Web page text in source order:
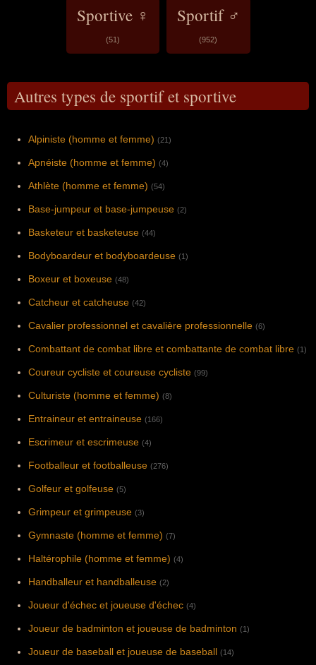
Sportive ♀
(51)
Sportif ♂
(952)
Autres types de sportif et sportive
Alpiniste (homme et femme) (21)
Apnéiste (homme et femme) (4)
Athlète (homme et femme) (54)
Base-jumpeur et base-jumpeuse (2)
Basketeur et basketeuse (44)
Bodyboardeur et bodyboardeuse (1)
Boxeur et boxeuse (48)
Catcheur et catcheuse (42)
Cavalier professionnel et cavalière professionnelle (6)
Combattant de combat libre et combattante de combat libre (1)
Coureur cycliste et coureuse cycliste (99)
Culturiste (homme et femme) (8)
Entraineur et entraineuse (166)
Escrimeur et escrimeuse (4)
Footballeur et footballeuse (276)
Golfeur et golfeuse (5)
Grimpeur et grimpeuse (3)
Gymnaste (homme et femme) (7)
Haltérophile (homme et femme) (4)
Handballeur et handballeuse (2)
Joueur d'échec et joueuse d'échec (4)
Joueur de badminton et joueuse de badminton (1)
Joueur de baseball et joueuse de baseball (14)